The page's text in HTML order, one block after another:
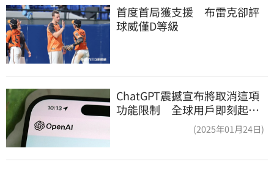
首度首局獲支援　布雷克卻評
球威僅D等級
ChatGPT震撼宣布將取消這項
功能限制 全球用戶即刻起
(2025年01月24日)